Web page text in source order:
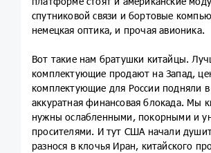
спутниковой связи и бортовые
немецкая оптика, и прочая авионика.
Вот такие нам братушки китайцы.
комплектующие продают на Запад,
комплектующие для России подняли
аккуратная финансовая блокада. Мы
нужны ослабленными, покорными и
просителями. И тут США начали
разнося в клочья Иран, китайского